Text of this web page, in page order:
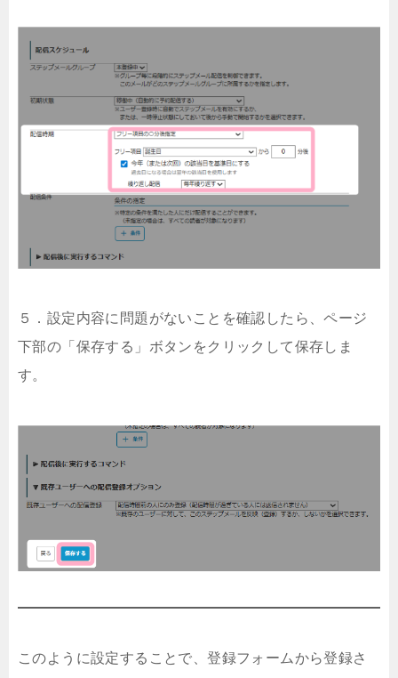
５．設定内容に問題がないことを確認したら、ページ
下部の「保存する」ボタンをクリックして保存しま
す。
このように設定することで、登録フォームから登録さ